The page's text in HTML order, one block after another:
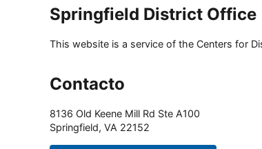
Springfield District Office
This website is a service of the Centers for
Contacto
8136 Old Keene Mill Rd Ste A100
Springfield, VA 22152